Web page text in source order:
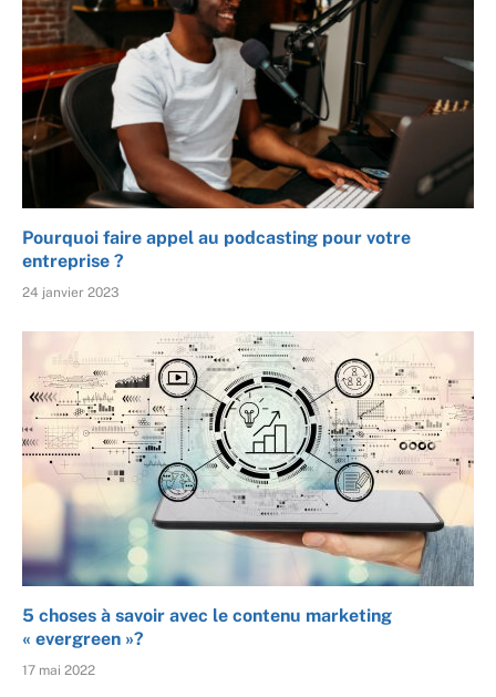
Pourquoi faire appel au podcasting pour votre
entreprise ?
24 janvier 2023
5 choses à savoir avec le contenu marketing
« evergreen »?
17 mai 2022